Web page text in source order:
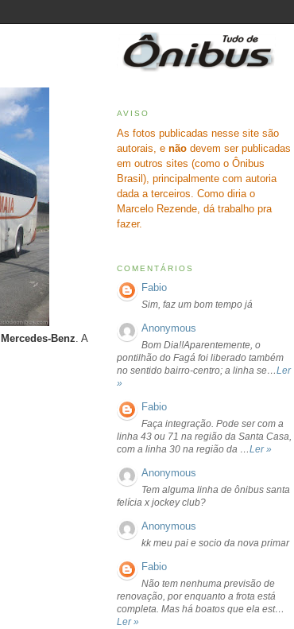
Mercedes-Benz . A
AVISO
As fotos publicadas nesse site são
autorais, e não devem ser publicadas
em outros sites (como o Ônibus
Brasil), principalmente com autoria
dada a terceiros. Como diria o
Marcelo Rezende, dá trabalho pra
fazer.
COMENTÁRIOS
Fabio
Sim, faz um bom tempo já
Anonymous
Bom Dia!!Aparentemente, o
pontilhão do Fagá foi liberado também
no sentido bairro-centro; a linha se…Ler
»
Fabio
Faça integração. Pode ser com a
linha 43 ou 71 na região da Santa Casa,
com a linha 30 na região da …Ler »
Anonymous
Tem alguma linha de ônibus santa
felícia x jockey club?
Anonymous
kk meu pai e socio da nova primar
Fabio
Não tem nenhuma previsão de
renovação, por enquanto a frota está
completa. Mas há boatos que ela est…
Ler »